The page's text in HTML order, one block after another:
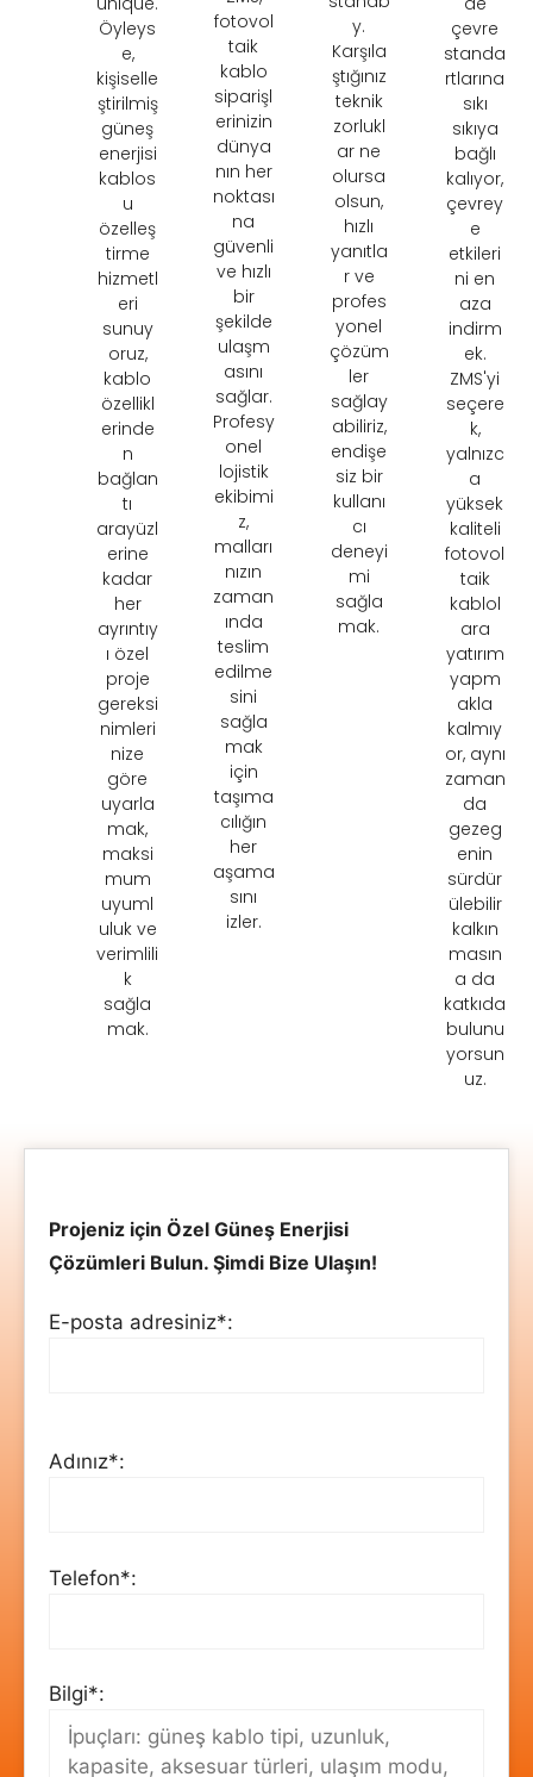
Öyleys
e,
kişiselle
ştirilmiş
güneş
enerjisi
kablos
u
özelleş
tirme
hizmetl
eri
sunuy
oruz,
kablo
özellikl
erinde
n
bağlan
tı
arayüzl
erine
kadar
her
ayrıntıy
ı özel
proje
gereksi
nimleri
nize
göre
uyarla
mak,
maksi
mum
uyuml
uluk ve
verimlili
k
sağla
mak.
fotovol
taik
kablo
siparişl
erinizin
dünya
nın her
noktası
na
güvenli
ve hızlı
bir
şekilde
ulaşm
asını
sağlar.
Profesy
onel
lojistik
ekibimi
z,
malları
nızın
zaman
ında
teslim
edilme
sini
sağla
mak
için
taşıma
cılığın
her
aşama
sını
izler.
y.
Karşıla
ştığınız
teknik
zorlukl
ar ne
olursa
olsun,
hızlı
yanıtla
r ve
profes
yonel
çözüm
ler
sağlay
abiliriz,
endişe
siz bir
kullanı
cı
deneyi
mi
sağla
mak.
çevre
standa
rtlarına
sıkı
sıkıya
bağlı
kalıyor,
çevrey
e
etkileri
ni en
aza
indirm
ek.
ZMS'yi
seçere
k,
yalnızc
a
yüksek
kaliteli
fotovol
taik
kablol
ara
yatırım
yapm
akla
kalmıy
or, aynı
zaman
da
gezeg
enin
sürdür
ülebilir
kalkın
masın
a da
katkıda
bulunu
yorsun
uz.
Projeniz için Özel Güneş Enerjisi
Çözümleri Bulun. Şimdi Bize Ulaşın!
E-posta adresiniz*:
Adınız*:
Telefon*:
Bilgi*: